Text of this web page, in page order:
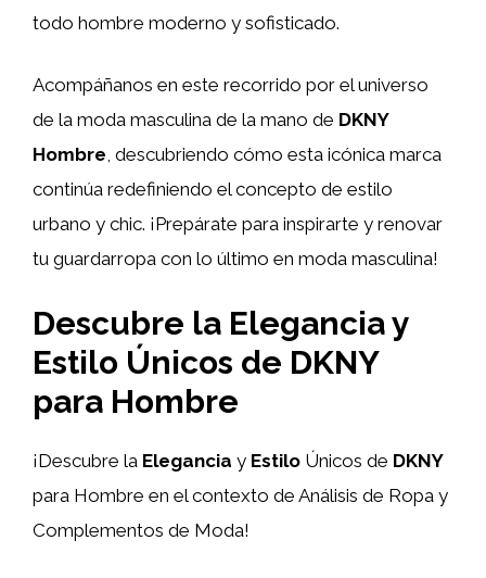
todo hombre moderno y sofisticado.
Acompáñanos en este recorrido por el universo
de la moda masculina de la mano de DKNY
Hombre, descubriendo cómo esta icónica marca
continúa redefiniendo el concepto de estilo
urbano y chic. ¡Prepárate para inspirarte y renovar
tu guardarropa con lo último en moda masculina!
Descubre la Elegancia y
Estilo Únicos de DKNY
para Hombre
¡Descubre la Elegancia y Estilo Únicos de DKNY
para Hombre en el contexto de Análisis de Ropa y
Complementos de Moda!